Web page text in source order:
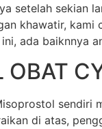
setelah sekian
khawatir,
ada baiknnya
OBAT
sendiri
di atas,